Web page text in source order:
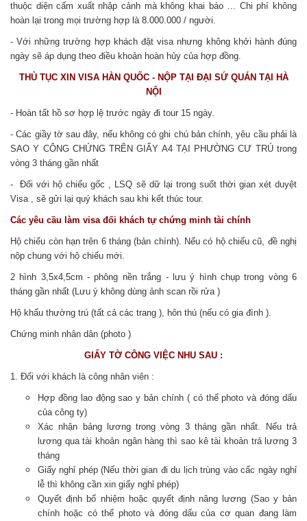
thuộc diện cấm xuất nhập cảnh mà không khai báo … Chi phí không
hoàn lại trong mọi trường hợp là 8.000.000 / người.
- Với những trường hợp khách đặt visa nhưng không khởi hành đúng
ngày sẽ áp dụng theo điều khoản hoàn hủy của hợp đồng.
THỦ TỤC XIN VISA HÀN QUỐC - NỘP TẠI ĐẠI SỨ QUÁN TẠI HÀ
NỘI
- Hoàn tất hồ sơ hợp lệ trước ngày đi tour 15 ngày.
- Các giầy tờ sau đây, nếu không có ghi chú bản chính, yêu cầu phải là
SAO Y CÔNG CHỨNG TRÊN GIẤY A4 TẠI PHƯỜNG CƯ TRÚ trong
vòng 3 tháng gần nhất
- Đối với hộ chiếu gốc , LSQ sẽ dữ lại trong suốt thời gian xét duyệt
Visa , sẽ gửi lại quý khách sau khi kết thúc tour.
Các yêu cầu làm visa đối khách tự chứng minh tài chính
Hộ chiếu còn hạn trên 6 tháng (bản chính). Nếu có hộ chiếu cũ, đề nghị
nộp chung với hộ chiếu mới.
2 hình 3,5x4,5cm - phông nền trắng - lưu ý hình chụp trong vòng 6
tháng gần nhất (Lưu ý không dùng ảnh scan rồi rửa )
Hộ khẩu thường trú (tất cả các trang ), hôn thú (nếu có gia đình ).
Chứng minh nhân dân (photo )
GIẤY TỜ CÔNG VIỆC NHU SAU :
1. Đối với khách là công nhân viên :
Hợp đồng lao động sao y bản chính ( có thể photo và đóng dấu
của công ty)
Xác nhận bảng lương trong vòng 3 tháng gần nhất. Nếu trả
lương qua tài khoản ngân hàng thì sao kê tài khoản trả lương 3
tháng
Giấy nghỉ phép (Nếu thời gian đi du lịch trùng vào cấc ngày nghỉ
lễ thì không cần xin giấy nghỉ phép)
Quyết định bổ nhiệm hoặc quyết định nâng lương (Sao y bản
chính hoặc có thể photo và đóng dấu của cơ quan đang làm